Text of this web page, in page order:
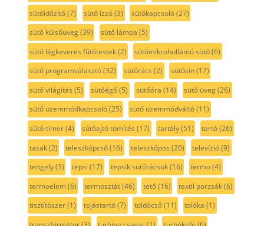
sütőidőzítő(7) sütő izzó(3) sütőkapcsoló(27)
sütő külsőüveg(39) sütő lámpa (5)
sütő légkeverés fűtőtestek(2) sütőmikrohullámú sütő(6)
sütő programválasztó(32) sütőrács (2) sütősín(17)
sütő világítás (5) sütőégő(5) sütőóra (14) sütő üveg(26)
sütő üzemmódkapcsoló(25) sütő üzemmódváltó(11)
sűtő-timer(4) sűtőajtó tömítés (17) tartály(51) tartó(26)
tasak(2) teleszkópcső(16) teleszkópos (20) televízió(9)
tengely(3) tepsi (17) tepsik sütőrácsok(16) termo(4)
termoelem(6) termosztát(46) tető(16) textil porzsák(6)
tisztítószer(1) tojástartó(7) toldócső(11) tolóka (1)